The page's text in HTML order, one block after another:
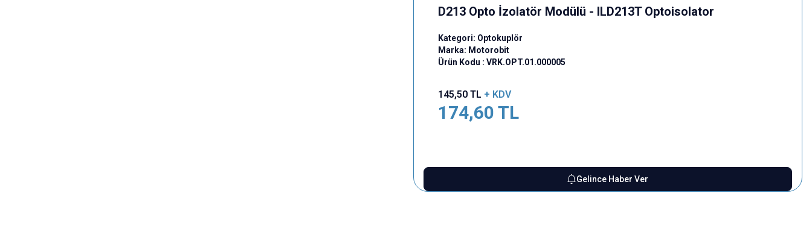
D213 Opto İzolatör Modülü - ILD213T Optoisolator
Kategori: Optokuplör
Marka: Motorobit
Ürün Kodu : VRK.OPT.01.000005
145,50TL + KDV
174,60 TL
Gelince Haber Ver